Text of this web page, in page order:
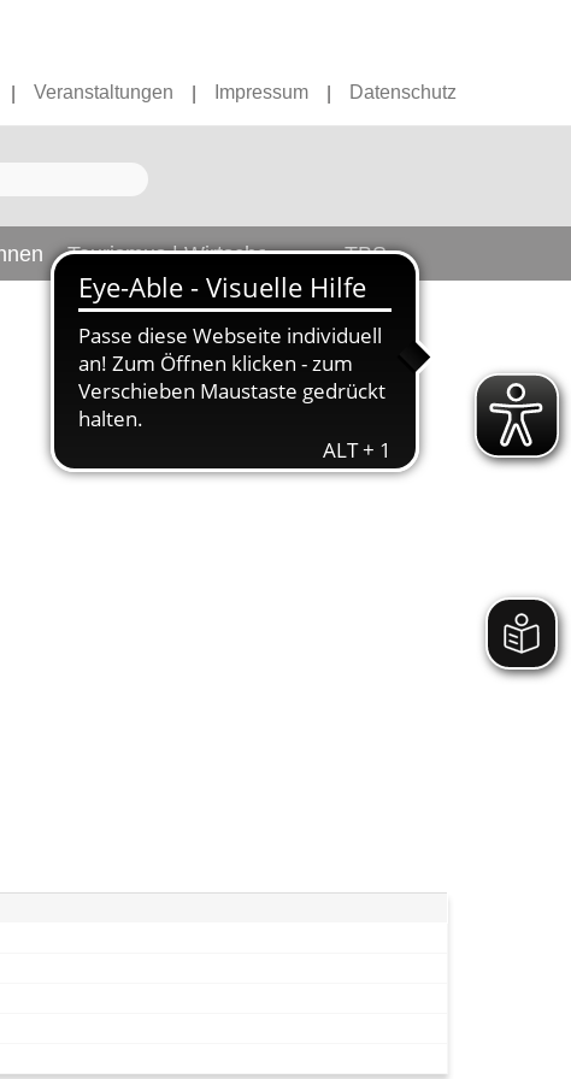
Veranstaltungen Impressum Datenschutz
Tourismus | Wirtschaft TBS